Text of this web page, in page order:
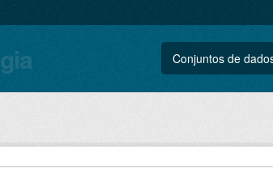
Conjuntos de